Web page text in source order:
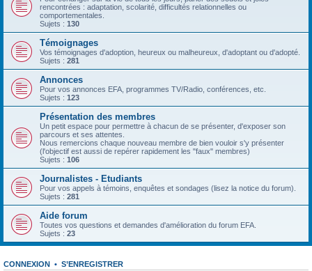
rencontrées : adaptation, scolarité, difficultés relationnelles ou
comportementales.
Sujets : 130
Témoignages
Vos témoignages d'adoption, heureux ou malheureux, d'adoptant ou d'adopté.
Sujets : 281
Annonces
Pour vos annonces EFA, programmes TV/Radio, conférences, etc.
Sujets : 123
Présentation des membres
Un petit espace pour permettre à chacun de se présenter, d'exposer son
parcours et ses attentes.
Nous remercions chaque nouveau membre de bien vouloir s'y présenter
(l'objectif est aussi de repérer rapidement les "faux" membres)
Sujets : 106
Journalistes - Etudiants
Pour vos appels à témoins, enquêtes et sondages (lisez la notice du forum).
Sujets : 281
Aide forum
Toutes vos questions et demandes d'amélioration du forum EFA.
Sujets : 23
CONNEXION • S’ENREGISTRER